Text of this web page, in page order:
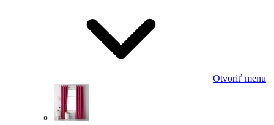
Otvoriť menu